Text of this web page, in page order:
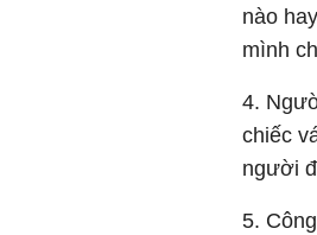
nào
mình
4.
chiếc
người
5.